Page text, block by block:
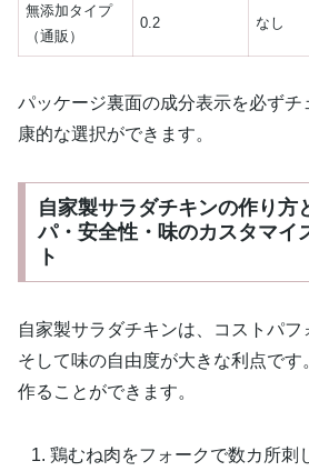
無添加タイプ
（通販）
0.2 なし
パッケージ裏面の成分表示を必ずチ
康的な選択ができます。
自家製サラダチキンの作り方
パ・安全性・味のカスタマイ
ト
自家製サラダチキンは、コストパフ
そして味の自由度が大きな利点です
作ることができます。
鶏むね肉をフォークで数カ所刺